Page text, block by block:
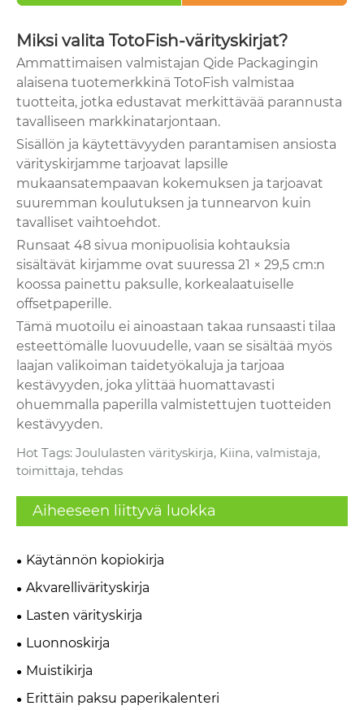
Miksi valita TotoFish-värityskirjat?
Ammattimaisen valmistajan Qide Packagingin
alaisena tuotemerkkinä TotoFish valmistaa
tuotteita, jotka edustavat merkittävää parannusta
tavalliseen markkinatarjontaan.
Sisällön ja käytettävyyden parantamisen ansiosta
värityskirjamme tarjoavat lapsille
mukaansatempaavan kokemuksen ja tarjoavat
suuremman koulutuksen ja tunnearvon kuin
tavalliset vaihtoehdot.
Runsaat 48 sivua monipuolisia kohtauksia
sisältävät kirjamme ovat suuressa 21 × 29,5 cm:n
koossa painettu paksulle, korkealaatuiselle
offsetpaperille.
Tämä muotoilu ei ainoastaan ​​takaa runsaasti tilaa
esteettömälle luovuudelle, vaan se sisältää myös
laajan valikoiman taidetyökaluja ja tarjoaa
kestävyyden, joka ylittää huomattavasti
ohuemmalla paperilla valmistettujen tuotteiden
kestävyyden.
Hot Tags: Joululasten värityskirja, Kiina, valmistaja,
toimittaja, tehdas
Aiheeseen liittyvä luokka
Käytännön kopiokirja
Akvarellivärityskirja
Lasten värityskirja
Luonnoskirja
Muistikirja
Erittäin paksu paperikalenteri